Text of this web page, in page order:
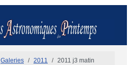
Galeries 2011 2011 j3 matin